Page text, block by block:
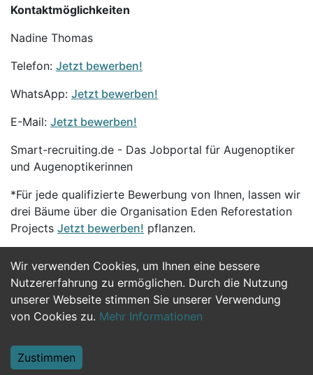
Wir verwenden Cookies, um Ihnen eine bessere
Nutzererfahrung zu ermöglichen. Durch die Nutzung
unserer Webseite stimmen Sie unserer Verwendung
von Cookies zu. Mehr Informationen
Zustimmen
Kontaktmöglichkeiten
Nadine Thomas
Telefon: Jetzt bewerben!
WhatsApp: Jetzt bewerben!
E-Mail: Jetzt bewerben!
Smart-recruiting.de - Das Jobportal für Augenoptiker
und Augenoptikerinnen
*Für jede qualifizierte Bewerbung von Ihnen, lassen wir
drei Bäume über die Organisation Eden Reforestation
Projects Jetzt bewerben! pflanzen.
Jetzt Bewerben